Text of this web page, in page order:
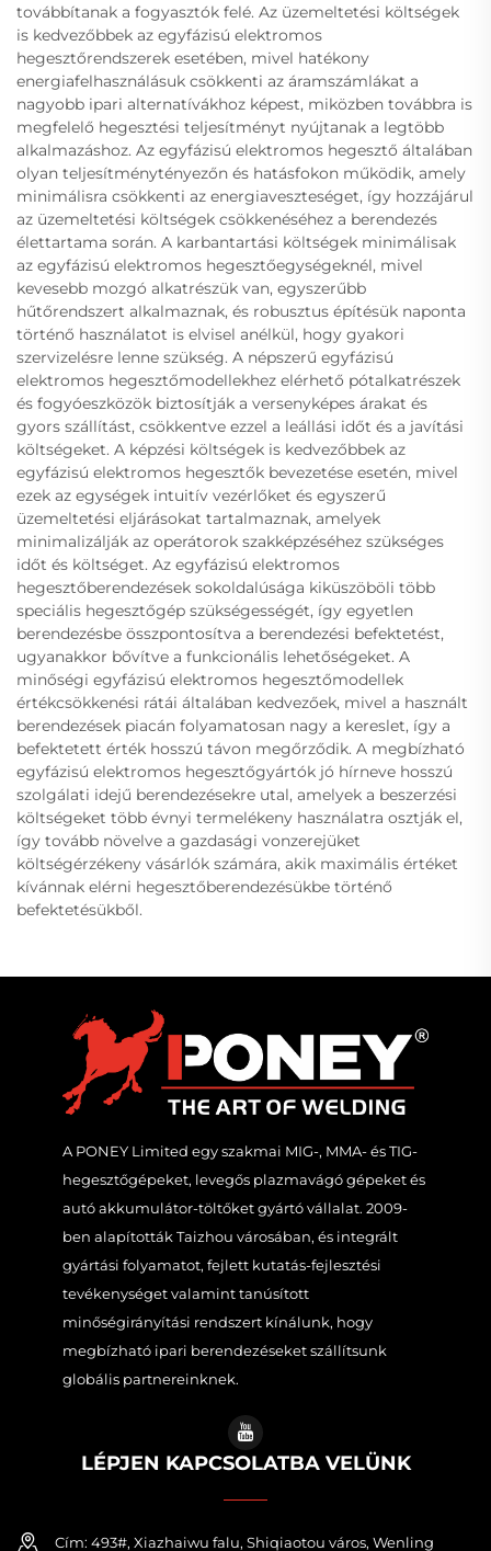
továbbítanak a fogyasztók felé. Az üzemeltetési költségek
is kedvezőbbek az egyfázisú elektromos
hegesztőrendszerek esetében, mivel hatékony
energiafelhasználásuk csökkenti az áramszámlákat a
nagyobb ipari alternatívákhoz képest, miközben továbbra is
megfelelő hegesztési teljesítményt nyújtanak a legtöbb
alkalmazáshoz. Az egyfázisú elektromos hegesztő általában
olyan teljesítménytényezőn és hatásfokon működik, amely
minimálisra csökkenti az energiaveszteséget, így hozzájárul
az üzemeltetési költségek csökkenéséhez a berendezés
élettartama során. A karbantartási költségek minimálisak
az egyfázisú elektromos hegesztőegységeknél, mivel
kevesebb mozgó alkatrészük van, egyszerűbb
hűtőrendszert alkalmaznak, és robusztus építésük naponta
történő használatot is elvisel anélkül, hogy gyakori
szervizelésre lenne szükség. A népszerű egyfázisú
elektromos hegesztőmodellekhez elérhető pótalkatrészek
és fogyóeszközök biztosítják a versenyképes árakat és
gyors szállítást, csökkentve ezzel a leállási időt és a javítási
költségeket. A képzési költségek is kedvezőbbek az
egyfázisú elektromos hegesztők bevezetése esetén, mivel
ezek az egységek intuitív vezérlőket és egyszerű
üzemeltetési eljárásokat tartalmaznak, amelyek
minimalizálják az operátorok szakképzéséhez szükséges
időt és költséget. Az egyfázisú elektromos
hegesztőberendezések sokoldalúsága kiküszöböli több
speciális hegesztőgép szükségességét, így egyetlen
berendezésbe összpontosítva a berendezési befektetést,
ugyanakkor bővítve a funkcionális lehetőségeket. A
minőségi egyfázisú elektromos hegesztőmodellek
értékcsökkenési rátái általában kedvezőek, mivel a használt
berendezések piacán folyamatosan nagy a kereslet, így a
befektetett érték hosszú távon megőrződik. A megbízható
egyfázisú elektromos hegesztőgyártók jó hírneve hosszú
szolgálati idejű berendezésekre utal, amelyek a beszerzési
költségeket több évnyi termelékeny használatra osztják el,
így tovább növelve a gazdasági vonzerejüket
költségérzékeny vásárlók számára, akik maximális értéket
kívánnak elérni hegesztőberendezésükbe történő
befektetésükből.
A PONEY Limited egy szakmai MIG-, MMA- és TIG-
hegesztőgépeket, levegős plazmavágó gépeket és
autó akkumulátor-töltőket gyártó vállalat. 2009-
ben alapították Taizhou városában, és integrált
gyártási folyamatot, fejlett kutatás-fejlesztési
tevékenységet valamint tanúsított
minőségirányítási rendszert kínálunk, hogy
megbízható ipari berendezéseket szállítsunk
globális partnereinknek.
LÉPJEN KAPCSOLATBA VELÜNK
Cím: 493#, Xiazhaiwu falu, Shiqiaotou város, Wenling